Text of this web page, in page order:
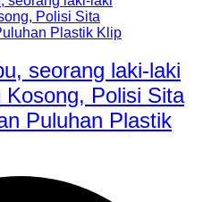
seorang laki-laki
Polisi Sita
Puluhan Plastik